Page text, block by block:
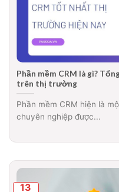
Phần mềm CRM là gì?
trên thị trường
Phần mềm CRM hiện là
chuyên nghiệp được...
13